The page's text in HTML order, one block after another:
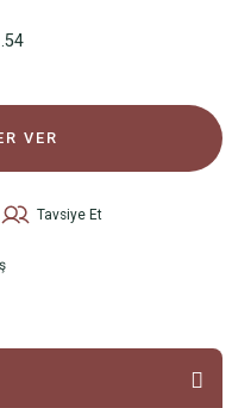
VER
Tavsiye Et